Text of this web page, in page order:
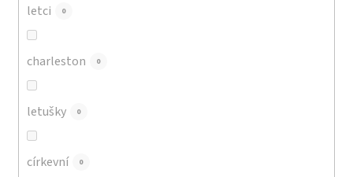
letci 0
charleston 0
letušky 0
církevní 0